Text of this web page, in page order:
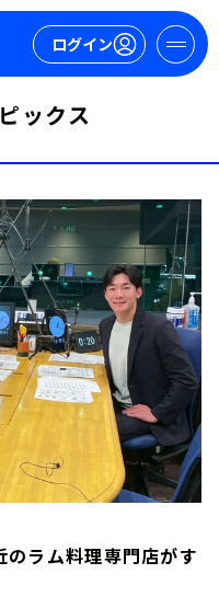
ログイン
ックス
ラム料理専門店がす